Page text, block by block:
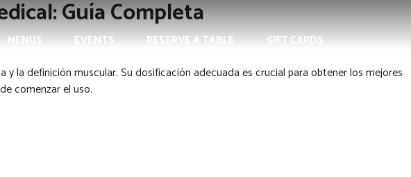
MENUS EVENTS RESERVE A TABLE GIFT CARDS
Guía Completa
la definición muscular. Su dosificación adecuada es crucial para obtener los mejores
comenzar el uso.